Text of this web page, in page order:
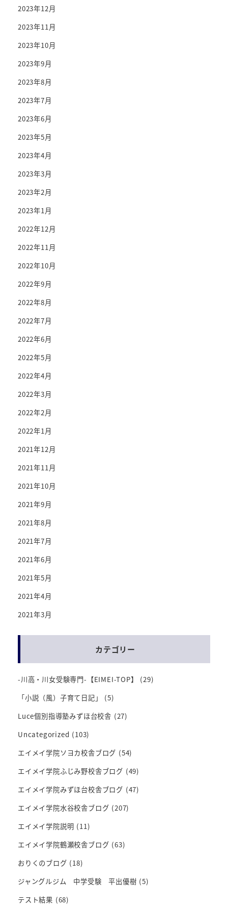
2023年12月
2023年11月
2023年10月
2023年9月
2023年8月
2023年7月
2023年6月
2023年5月
2023年4月
2023年3月
2023年2月
2023年1月
2022年12月
2022年11月
2022年10月
2022年9月
2022年8月
2022年7月
2022年6月
2022年5月
2022年4月
2022年3月
2022年2月
2022年1月
2021年12月
2021年11月
2021年10月
2021年9月
2021年8月
2021年7月
2021年6月
2021年5月
2021年4月
2021年3月
カテゴリー
-川高・川女受験専門-【EIMEI-TOP】
(29)
「小説（風）子育て日記」
(5)
Luce個別指導塾みずほ台校舎 (27)
Uncategorized (103)
エイメイ学院ソヨカ校舎ブログ (54)
エイメイ学院ふじみ野校舎ブログ (49)
エイメイ学院みずほ台校舎ブログ (47)
エイメイ学院水谷校舎ブログ (207)
エイメイ学院説明 (11)
エイメイ学院鶴瀬校舎ブログ (63)
おりくのブログ (18)
ジャングルジム 中学受験 平出優樹 (5)
テスト結果 (68)